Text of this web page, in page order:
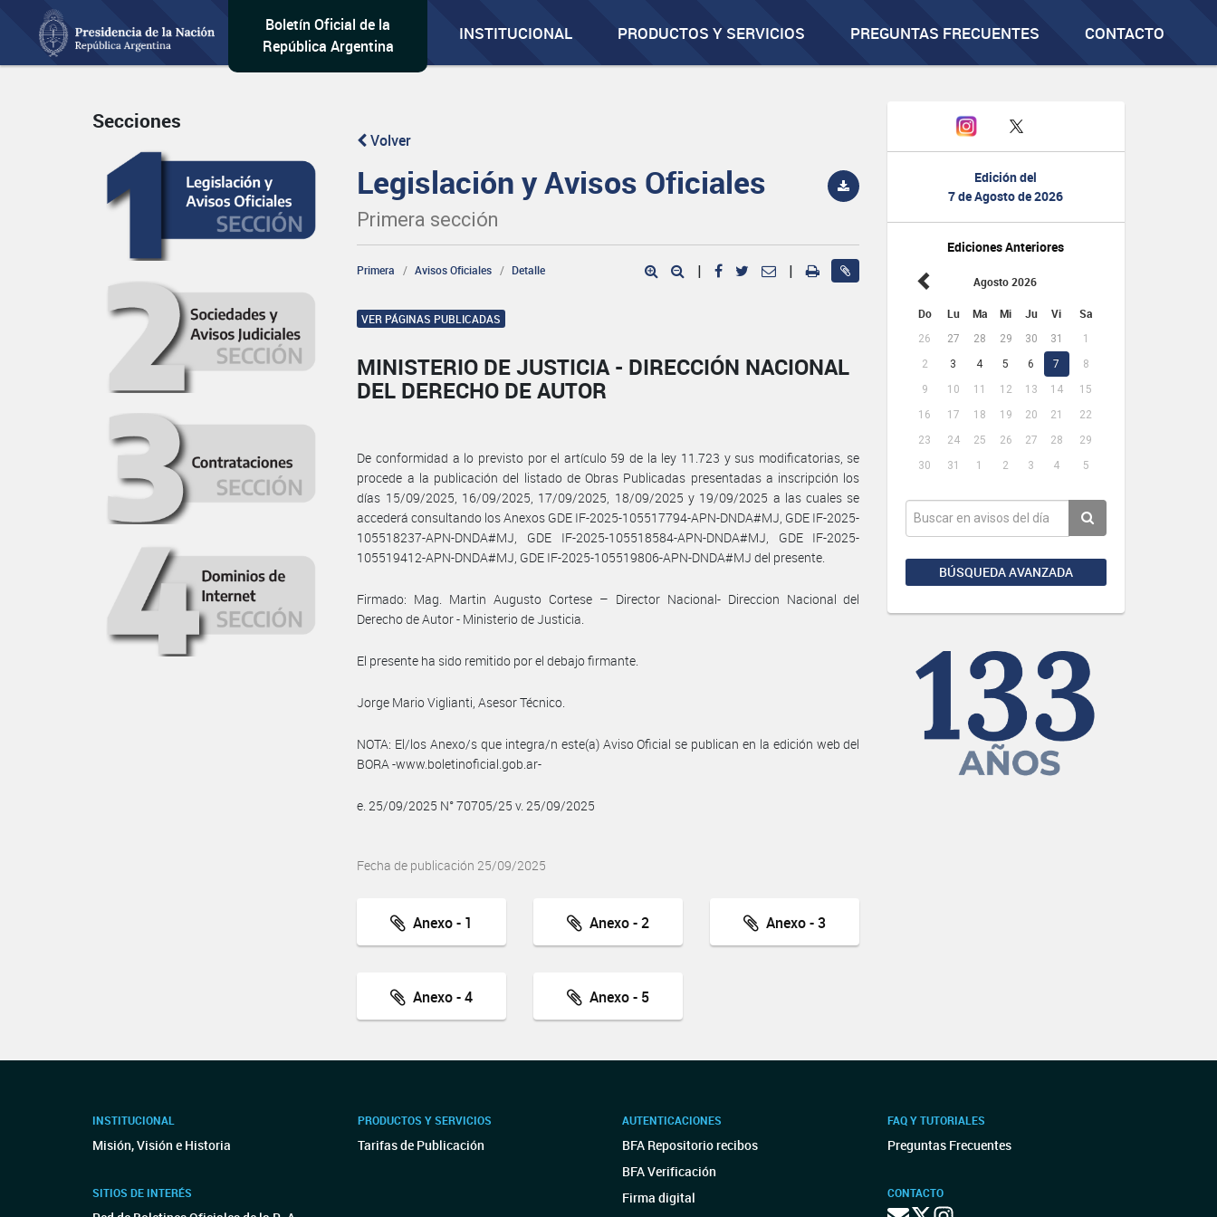
Boletín Oficial de la
República Argentina
INSTITUCIONAL PRODUCTOS Y SERVICIOS PREGUNTAS FRECUENTES CONTACTO
Edición del
7 de Agosto de 2026
Ediciones Anteriores
Agosto 2026
Do Lu Ma Mi Ju Vi Sa
26 27 28 29 30 31
1
2
3 4 5 6 7
8
9
10 11 12 13 14
15
16
17 18 19 20 21
22
23
24 25 26 27 28
29
30
31 1 2 3 4 5
BÚSQUEDA AVANZADA
Secciones
Volver
Legislación y Avisos Oficiales
Primera sección
Primera Avisos Oficiales Detalle | |
VER PÁGINAS PUBLICADAS
MINISTERIO DE JUSTICIA - DIRECCIÓN NACIONAL
DEL DERECHO DE AUTOR
De conformidad a lo previsto por el artículo 59 de la ley 11.723 y sus modificatorias, se
procede a la publicación del listado de Obras Publicadas presentadas a inscripción los
días 15/09/2025, 16/09/2025, 17/09/2025, 18/09/2025 y 19/09/2025 a las cuales se
accederá consultando los Anexos GDE IF-2025-105517794-APN-DNDA#MJ, GDE IF-2025-
105518237-APN-DNDA#MJ, GDE IF-2025-105518584-APN-DNDA#MJ, GDE IF-2025-
105519412-APN-DNDA#MJ, GDE IF-2025-105519806-APN-DNDA#MJ del presente.
Firmado: Mag. Martin Augusto Cortese – Director Nacional- Direccion Nacional del
Derecho de Autor - Ministerio de Justicia.
El presente ha sido remitido por el debajo firmante.
Jorge Mario Viglianti, Asesor Técnico.
NOTA: El/los Anexo/s que integra/n este(a) Aviso Oficial se publican en la edición web del
BORA -www.boletinoficial.gob.ar-
e. 25/09/2025 N° 70705/25 v. 25/09/2025
Fecha de publicación 25/09/2025
Anexo - 1 Anexo - 2 Anexo - 3
Anexo - 4 Anexo - 5
INSTITUCIONAL
Misión, Visión e Historia
SITIOS DE INTERÉS
PRODUCTOS Y SERVICIOS
Tarifas de Publicación
AUTENTICACIONES
BFA Repositorio recibos
BFA Verificación
Firma digital
FAQ Y TUTORIALES
Preguntas Frecuentes
CONTACTO